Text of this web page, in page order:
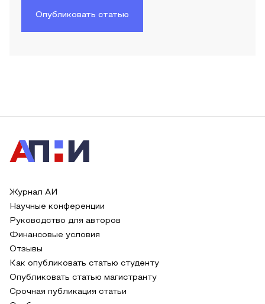
Опубликовать статью
Журнал АИ
Научные конференции
Руководство для авторов
Финансовые условия
Отзывы
Как опубликовать статью студенту
Опубликовать статью магистранту
Срочная публикация статьи